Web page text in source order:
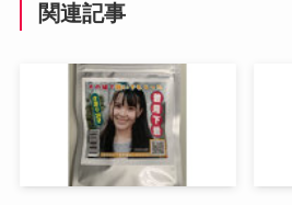
関連記事